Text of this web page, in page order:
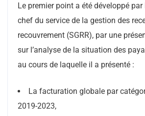
Le premier point a été développé par
chef du service de la gestion des
recouvrement (SGRR), par une
sur l’analyse de la situation des
au cours de laquelle il a présenté :
La facturation globale par
2019-2023,